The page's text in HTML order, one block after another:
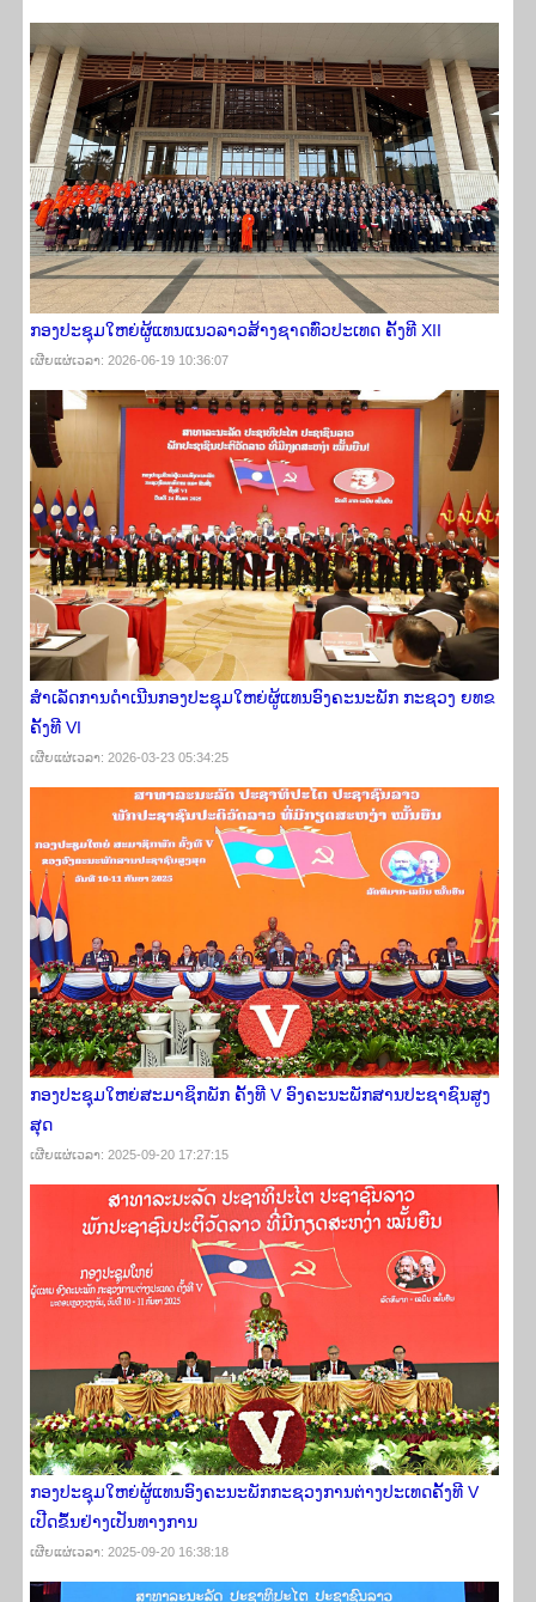
ກອງປະຊຸມໃຫຍ່ຜູ້ແທນແນວລາວສ້າງຊາດທົ່ວປະເທດ ຄັ້ງທີ XII
ເຜີຍ​ແຜ່​ເວ​ລາ: 2026-06-19 10:36:07
ສຳເລັດການດຳເນີນກອງປະຊຸມໃຫຍ່ຜູ້ແທນອົງຄະນະພັກ ກະຊວງ ຍທຂ
ຄັ້ງທີ VI
ເຜີຍ​ແຜ່​ເວ​ລາ: 2026-03-23 05:34:25
ກອງ​ປະຊຸມ​​ໃຫຍ່ສະມາຊິກພັກ ຄັ້ງ​ທີ V ອົງຄະ​ນະພັກສາ​ນປະຊາຊົນ​ສູງ​
ສຸດ
ເຜີຍ​ແຜ່​ເວ​ລາ: 2025-09-20 17:27:15
ກອງປະຊຸມໃຫຍ່ຜູ້ແທນອົງຄະນະພັກກະຊວງການຕ່າງປະເທດຄັ້ງທີ V
ເປີດຂຶ້ນຢ່າງເປັນທາງການ
ເຜີຍ​ແຜ່​ເວ​ລາ: 2025-09-20 16:38:18